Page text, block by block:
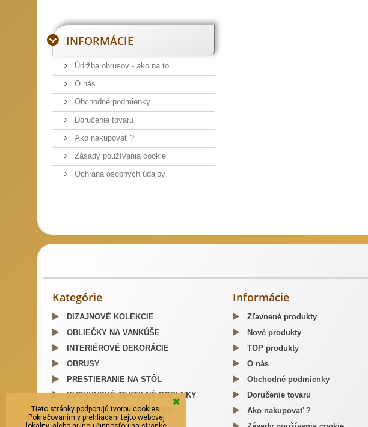
INFORMÁCIE
Údržba obrusov - ako na to
O nás
Obchodné podmienky
Doručenie tovaru
Ako nakupovať ?
Zásady používania cookie
Ochrana osobných údajov
Kategórie
DIZAJNOVÉ KOLEKCIE
OBLIEČKY NA VANKÚŠE
INTERIÉROVÉ DEKORÁCIE
OBRUSY
PRESTIERANIE NA STÔL
KUCHYNSKÉ TEXTILNÉ DOPLNKY
LÁTKOVÉ OBALY A PÚZDRA
Informácie
Zľavnené produkty
Nové produkty
TOP produkty
O nás
Obchodné podmienky
Doručenie tovaru
Ako nakupovať ?
Tieto stránky podporujú tvorbu cookies.
Pokračovaním v prehliadaní tejto webovej